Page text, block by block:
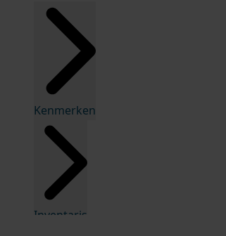
Kenmerken
Inventaris